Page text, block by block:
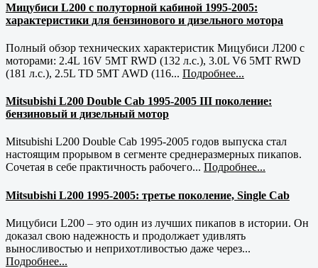
Мицубиси L200 с полуторной кабиной 1995-2005:
характеристики для бензинового и дизельного мотора
Полный обзор технических характеристик Мицубиси Л200 с
моторами: 2.4L 16V 5MT RWD (132 л.с.), 3.0L V6 5MT RWD
(181 л.с.), 2.5L TD 5MT AWD (116... Подробнее...
Mitsubishi L200 Double Cab 1995-2005 III поколение:
бензиновый и дизельный мотор
Mitsubishi L200 Double Cab 1995-2005 годов выпуска стал
настоящим прорывом в сегменте среднеразмерных пикапов.
Сочетая в себе практичность рабочего... Подробнее...
Mitsubishi L200 1995-2005: третье поколение, Single Cab
Мицубиси L200 – это один из лучших пикапов в истории. Он
доказал свою надежность и продолжает удивлять
выносливостью и неприхотливостью даже через...
Подробнее...